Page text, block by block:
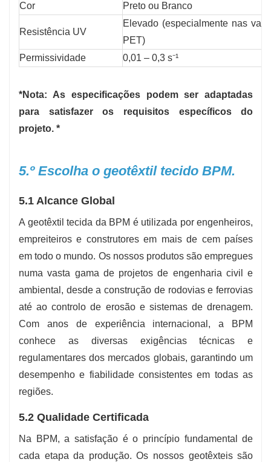
Cor
Preto ou Branco
Resistência UV
Elevado (especialmente nas
PET)
Permissividade
0,01 – 0,3 s⁻¹
*Nota: As especificações podem ser adaptadas
para satisfazer os requisitos específicos do
projeto. *
5.º Escolha o geotêxtil tecido BPM.
5.1 Alcance Global
A geotêxtil tecida da BPM é utilizada por engenheiros,
empreiteiros e construtores em mais de cem países
em todo o mundo. Os nossos produtos são empregues
numa vasta gama de projetos de engenharia civil e
ambiental, desde a construção de rodovias e ferrovias
até ao controlo de erosão e sistemas de drenagem.
Com anos de experiência internacional, a BPM
conhece as diversas exigências técnicas e
regulamentares dos mercados globais, garantindo um
desempenho e fiabilidade consistentes em todas as
regiões.
5.2 Qualidade Certificada
Na BPM, a satisfação é o princípio fundamental de
cada etapa da produção. Os nossos geotêxteis são